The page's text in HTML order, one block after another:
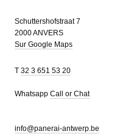
Schuttershofstraat 7
2000 ANVERS
Sur Google Maps
T 32 3 651 53 20
Whatsapp Call or Chat
info@panerai-antwerp.be